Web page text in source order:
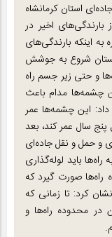
استان کرمانشاه
اخیر در
به اینکه بارندگی‌های
شروع به جوشش
و حتی زیر جسم راه
چشمه‌ها مدام باعث
این چشمه‌ها عمر
پنج سال عمر کند، بعد
و حمل و نقل جاده‌ای
باید لوله‌گذاری
صورت گیرد که
کرد: تا زمانی که
در محدوده راه‌ها و